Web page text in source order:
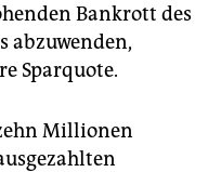
Bankrott des
abzuwenden,
Sparquote.
Millionen